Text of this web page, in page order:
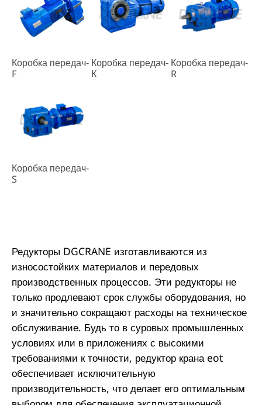
Коробка передач-
F
Коробка передач-
К
Коробка передач-
R
Коробка передач-
S
Редукторы DGCRANE изготавливаются из
износостойких материалов и передовых
производственных процессов. Эти редукторы не
только продлевают срок службы оборудования, но
и значительно сокращают расходы на техническое
обслуживание. Будь то в суровых промышленных
условиях или в приложениях с высокими
требованиями к точности, редуктор крана eot
обеспечивает исключительную
производительность, что делает его оптимальным